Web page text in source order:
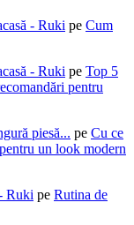
- Ruki pe Cum
- Ruki pe Top 5
pentru
piesă... pe Cu ce
un look modern
Ruki pe Rutina de